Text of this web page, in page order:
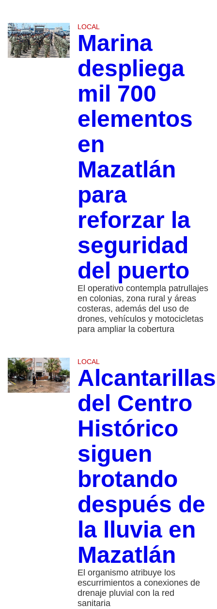
LOCAL
Marina
despliega
mil 700
elementos
en
Mazatlán
para
reforzar la
seguridad
del puerto
El operativo contempla patrullajes
en colonias, zona rural y áreas
costeras, además del uso de
drones, vehículos y motocicletas
para ampliar la cobertura
LOCAL
Alcantarillas
del Centro
Histórico
siguen
brotando
después de
la lluvia en
Mazatlán
El organismo atribuye los
escurrimientos a conexiones de
drenaje pluvial con la red
sanitaria